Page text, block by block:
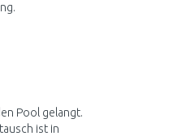
Pool gelangt.
ist in